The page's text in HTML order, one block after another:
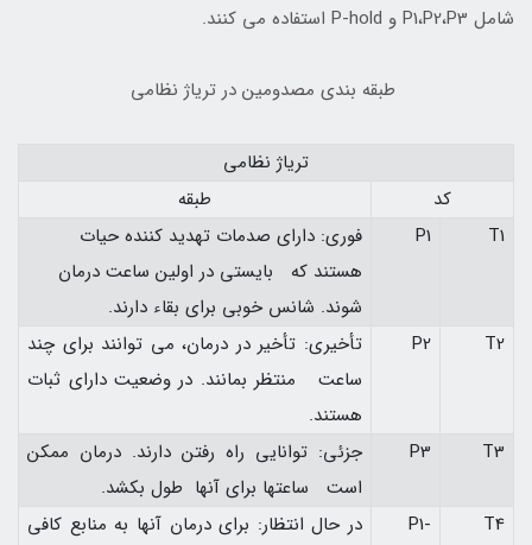
شامل P1،P2،P3 و P-hold استفاده می کنند.
طبقه بندی مصدومین در تریاژ نظامی
تریاژ نظامی
کد
طبقه
T1
P1
فوری: دارای صدمات تهدید کننده حیات
هستند که بایستی در اولین ساعت درمان
شوند. شانس خوبی برای بقاء دارند.
T2
P2
تأخیری: تأخیر در درمان، می توانند برای چند
ساعت منتظر بمانند. در وضعیت دارای ثبات
هستند.
T3
P3
جزئی: توانایی راه رفتن دارند. درمان ممکن
است ساعتها برای آنها طول بکشد.
T4
P1-
در حال انتظار: برای درمان آنها به منابع کافی